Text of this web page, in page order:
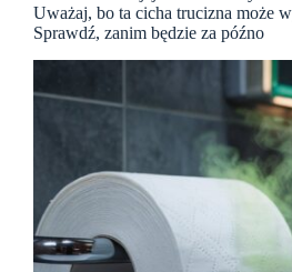
Uważaj, bo ta cicha trucizna może
Sprawdź, zanim będzie za późno